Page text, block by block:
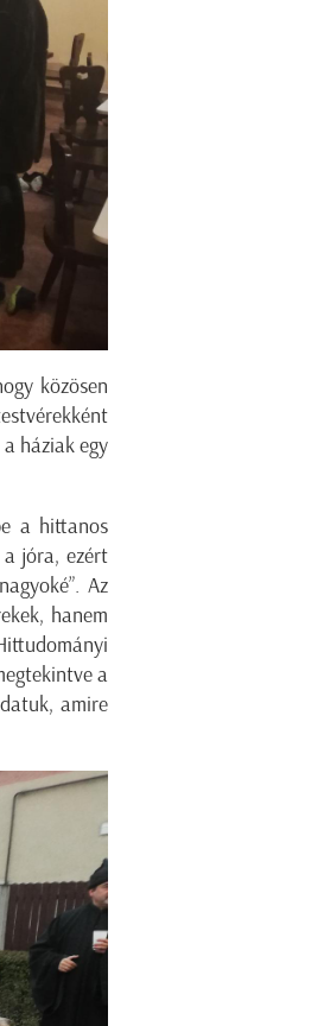
közösen
háziak egy
a hittanos
a jóra, ezért
Az
hanem
a
amire